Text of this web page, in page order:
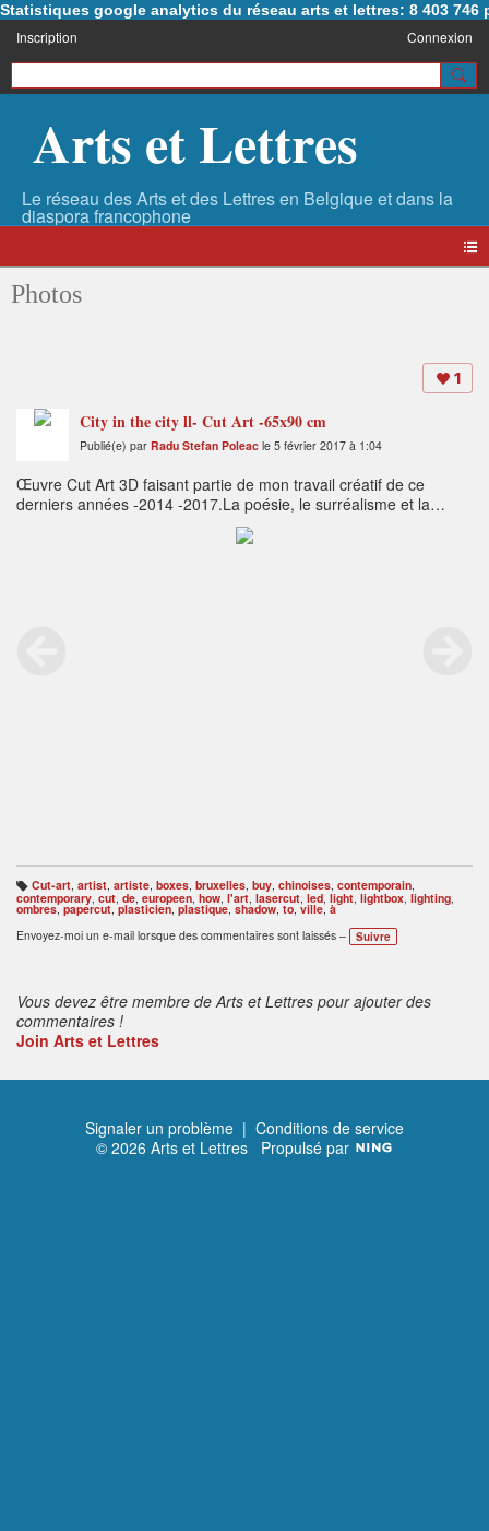
Statistiques google analytics du réseau arts et lettres: 8 403 746
Inscription Connexion
Arts et Lettres
Photos
1
City in the city ll- Cut Art -65x90 cm
Publié(e) par Radu Stefan Poleac le 5 février 2017 à 1:04
Œuvre Cut Art 3D faisant partie de mon travail créatif de ce
derniers années -2014 -2017.La poésie, le surréalisme et la
fantaisie sont au rendez-vous.Inspiration indirecte de l'art de
paper-cut chinois ou des dessins animés de Michel Ocelot.Enjoy
B
ali
s
e
s
Cut-art, artist, artiste, boxes, bruxelles, buy, chinoises, contemporain,
contemporary cut de europeen how l'art lasercut led light lightbox lighting
ombres, papercut ,plasticien plastique shadow to ville, à
Envoyez-moi un e-mail lorsque des commentaires sont laissés –
Suivre
Vous devez être membre de Arts et Lettres pour ajouter des
commentaires !
Join Arts et Lettres
Signaler un problème | Conditions de service
© 2026 Arts et Lettres Propulsé par